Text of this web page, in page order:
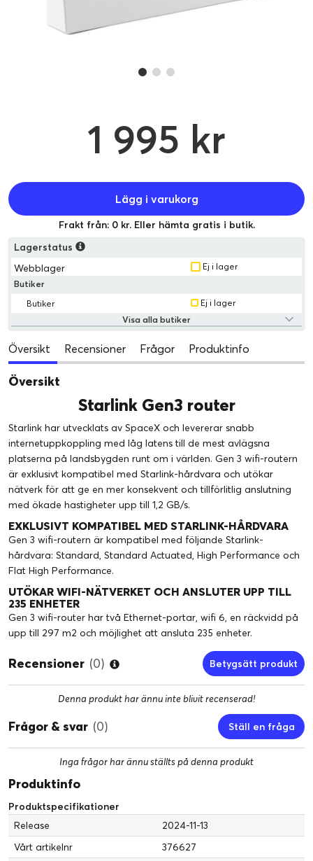
1 995 kr
Lägg i varukorg
Frakt från: 0 kr. Eller hämta gratis i butik.
Lagerstatus
Webblager
Ej i lager
Butiker
Butiker
Ej i lager
Visa alla butiker
Översikt Recensioner Frågor Produktinfo
Översikt
Starlink Gen3 router
Starlink har utvecklats av SpaceX och levererar snabb
internetuppkoppling med låg latens till de mest avlägsna
platserna på landsbygden runt om i världen. Gen 3 wifi-routern
är exklusivt kompatibel med Starlink-hårdvara och utökar
nätverk för att ge en mer konsekvent och tillförlitlig anslutning
med ökade hastigheter upp till 1,2 GB/s.
EXKLUSIVT KOMPATIBEL MED STARLINK-HÅRDVARA
Gen 3 wifi-routern är kompatibel med följande Starlink-
hårdvara: Standard, Standard Actuated, High Performance och
Flat High Performance.
UTÖKAR WIFI-NÄTVERKET OCH ANSLUTER UPP TILL
235 ENHETER
Gen 3 wifi-router har två Ethernet-portar, wifi 6, en räckvidd på
upp till 297 m2 och möjlighet att ansluta 235 enheter.
Recensioner (0) Betygsätt produkt
Denna produkt har ännu inte blivit recenserad!
Frågor & svar (0) Ställ en fråga
Inga frågor har ännu ställts på denna produkt
Produktinfo
Produktspecifikationer
Release
2024-11-13
Vårt artikelnr
376627